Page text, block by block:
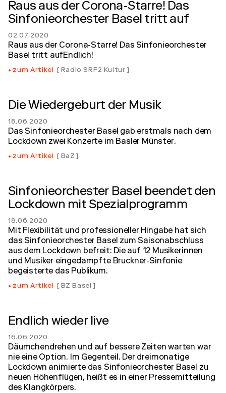
Raus aus der Corona-Starre! Das
Sinfonieorchester Basel tritt auf
02.07.2020
Raus aus der Corona-Starre! Das Sinfonieorchester
Basel tritt aufEndlich!
zum Artikel Radio SRF2 Kultur
Die Wiedergeburt der Musik
18.06.2020
Das Sinfonieorchester Basel gab erstmals nach dem
Lockdown zwei Konzerte im Basler Münster.
zum Artikel BaZ
Sinfonieorchester Basel beendet den
Lockdown mit Spezialprogramm
18.06.2020
Mit Flexibilität und professioneller Hingabe hat sich
das Sinfonieorchester Basel zum Saisonabschluss
aus dem Lockdown befreit: Die auf 12 Musikerinnen
und Musiker eingedampfte Bruckner-Sinfonie
begeisterte das Publikum.
zum Artikel BZ Basel
Endlich wieder live
16.06.2020
Däumchendrehen und auf bessere Zeiten warten war
nie eine Option. Im Gegenteil. Der dreimonatige
Lockdown animierte das Sinfonieorchester Basel zu
neuen Höhenflügen, heißt es in einer Pressemitteilung
des Klangkörpers.